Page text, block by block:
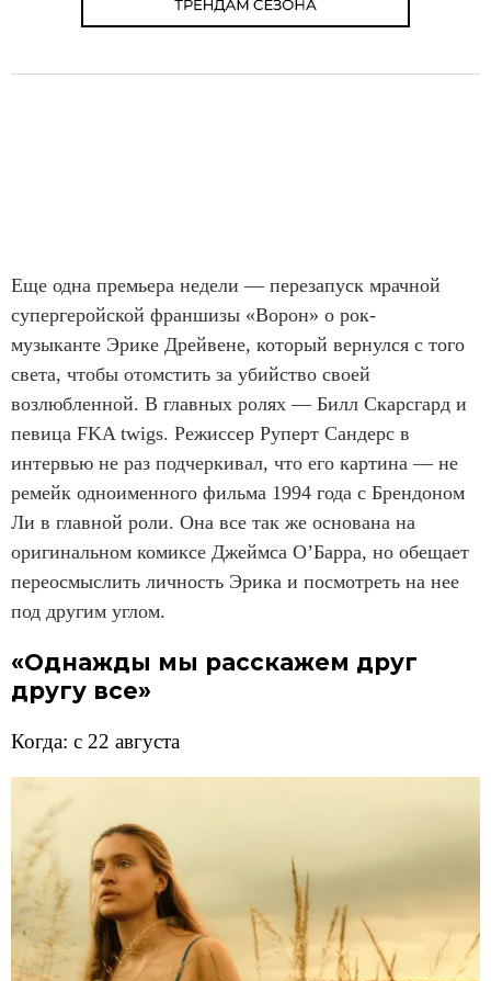
Еще одна премьера недели — перезапуск мрачной
супергеройской франшизы «Ворон» о рок-
музыканте Эрике Дрейвене, который вернулся с того
света, чтобы отомстить за убийство своей
возлюбленной. В главных ролях — Билл Скарсгард и
певица FKA twigs. Режиссер Руперт Сандерс в
интервью не раз подчеркивал, что его картина — не
ремейк одноименного фильма 1994 года с Брендоном
Ли в главной роли. Она все так же основана на
оригинальном комиксе Джеймса О’Барра, но обещает
переосмыслить личность Эрика и посмотреть на нее
под другим углом.
«Однажды мы расскажем друг
другу все»
Когда: с 22 августа